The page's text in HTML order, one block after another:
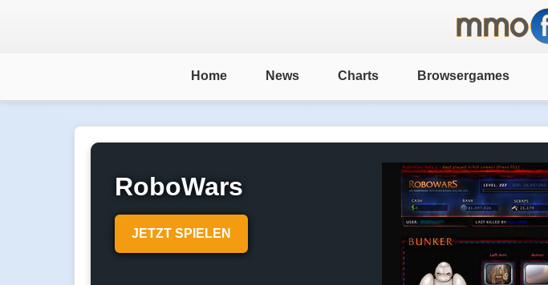
Home News Charts Browsergames
RoboWars
JETZT SPIELEN